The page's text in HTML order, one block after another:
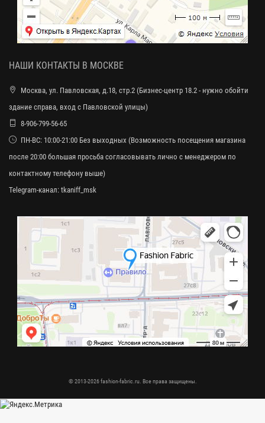
НАШИ КОНТАКТЫ В МОСКВЕ
Москва, ул. Павловская, д.18, стр.2 (Бизнес-центр 18.2 - нужно обойти
здание справа, вход с Павловской улицы)
8-906-799-56-65
ПН-ВС: 10:00-21:00 Без выходных (Возможность посещения магазина
после 20:00 большая просьба согласовывать лично с менеджером по
контактному телефону выше)
Telegram-канал: tkaniff_msk
© 2013-2026 fashion-fabric.ru. Все права защищены.